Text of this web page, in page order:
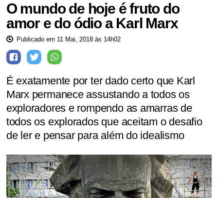
O mundo de hoje é fruto do
amor e do ódio a Karl Marx
Publicado em 11 Mai, 2018 às 14h02
É exatamente por ter dado certo que Karl
Marx permanece assustando a todos os
exploradores e rompendo as amarras de
todos os explorados que aceitam o desafio
de ler e pensar para além do idealismo